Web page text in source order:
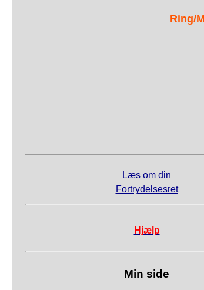
Ring/
Læs om din
Fortrydelsesret
Hjælp
Min side